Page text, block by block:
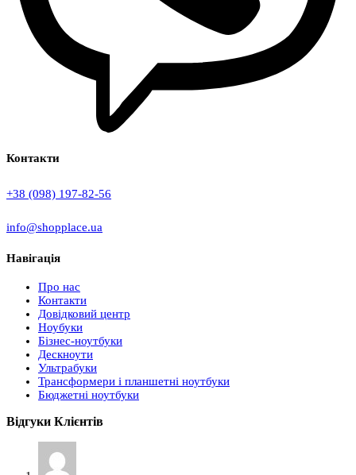
Контакти
+38 (098) 197-82-56
info@shopplace.ua
Навігація
Про нас
Контакти
Довідковий центр
Ноубуки
Бізнес-ноутбуки
Дескноути
Ультрабуки
Трансформери і планшетні ноутбуки
Бюджетні ноутбуки
Відгуки Клієнтів